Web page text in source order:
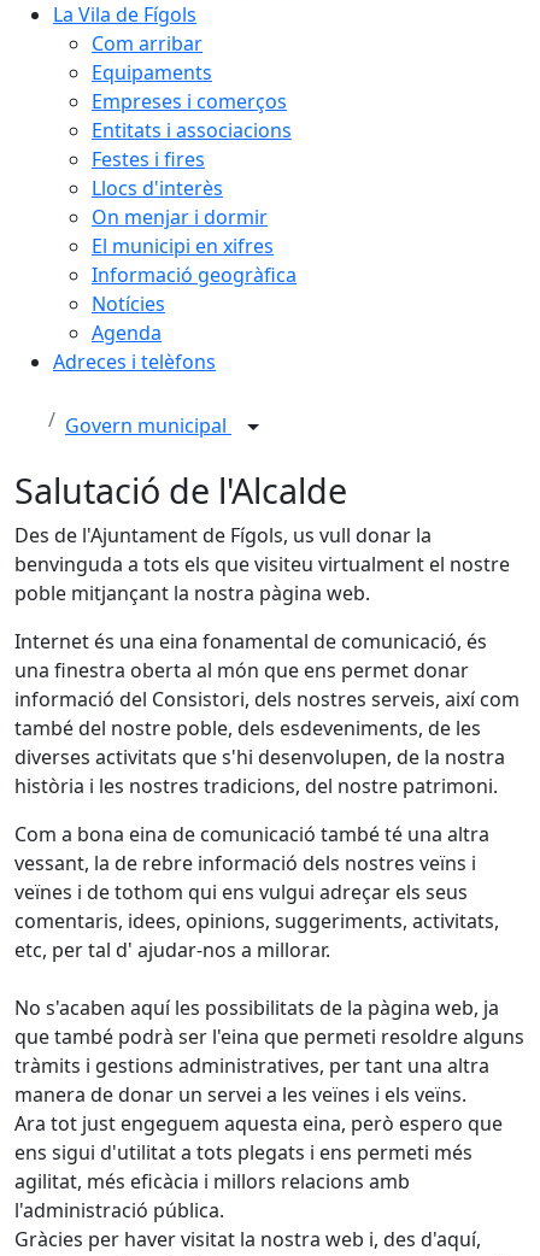
La Vila de Fígols
Com arribar
Equipaments
Empreses i comerços
Entitats i associacions
Festes i fires
Llocs d'interès
On menjar i dormir
El municipi en xifres
Informació geogràfica
Notícies
Agenda
Adreces i telèfons
Govern municipal
Salutació de l'Alcalde
Des de l'Ajuntament de Fígols, us vull donar la
benvinguda a tots els que visiteu virtualment el nostre
poble mitjançant la nostra pàgina web.
Internet és una eina fonamental de comunicació, és
una finestra oberta al món que ens permet donar
informació del Consistori, dels nostres serveis, així com
també del nostre poble, dels esdeveniments, de les
diverses activitats que s'hi desenvolupen, de la nostra
història i les nostres tradicions, del nostre patrimoni.
Com a bona eina de comunicació també té una altra
vessant, la de rebre informació dels nostres veïns i
veïnes i de tothom qui ens vulgui adreçar els seus
comentaris, idees, opinions, suggeriments, activitats,
etc, per tal d' ajudar-nos a millorar.
No s'acaben aquí les possibilitats de la pàgina web, ja
que també podrà ser l'eina que permeti resoldre alguns
tràmits i gestions administratives, per tant una altra
manera de donar un servei a les veïnes i els veïns.
Ara tot just engeguem aquesta eina, però espero que
ens sigui d'utilitat a tots plegats i ens permeti més
agilitat, més eficàcia i millors relacions amb
l'administració pública.
Gràcies per haver visitat la nostra web i, des d'aquí,